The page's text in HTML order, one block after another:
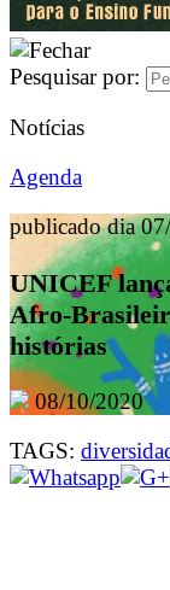
Pesquisar por:
Notícias
Agenda
publicado dia
UNICEF
Afro-
histórias
08/10/2020
TAGS: